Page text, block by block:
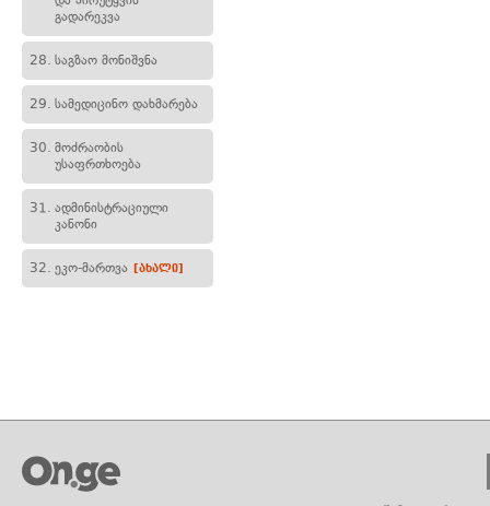
გადარეკვა
28. საგზაო მონიშვნა
29. სამედიცინო დახმარება
30. მოძრაობის
უსაფრთხოება
31. ადმინისტრაციული
კანონი
32. ეკო-მართვა [ახალი]